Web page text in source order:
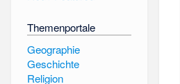
Themenportale
Geographie
Geschichte
Religion